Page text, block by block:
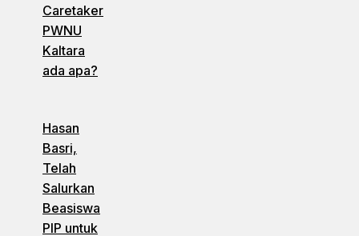
Caretaker
PWNU
Kaltara
ada apa?
Hasan
Basri,
Telah
Salurkan
Beasiswa
PIP untuk